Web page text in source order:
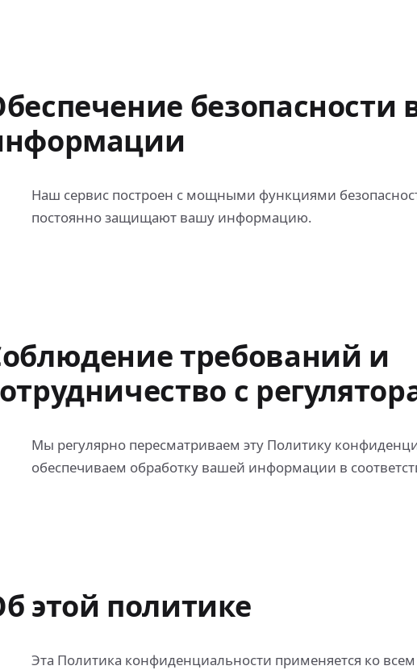
безопасности
Наш сервис построен с мощными функциями
постоянно защищают вашу информацию.
требований и
с
Мы регулярно пересматриваем эту Политику
обеспечиваем обработку вашей информации в
этой политике
Эта Политика конфиденциальности применяется ко